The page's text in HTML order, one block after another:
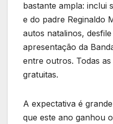
bastante ampla: inclui
e do padre Reginaldo
autos natalinos,
apresentação da
entre outros. Todas
gratuitas.
A expectativa é
que este ano ganhou